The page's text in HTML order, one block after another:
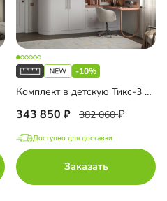
-10%
Комплект в детскую Тикс-3 Эмаль
343 850 382 060
Доступно для доставки
Заказать